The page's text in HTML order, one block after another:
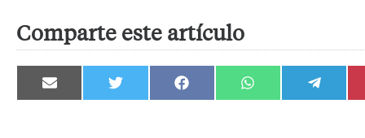
Comparte este artículo
Compartir
en
Compartir
en
Compartir
en
Compartir
en
Compartir
en